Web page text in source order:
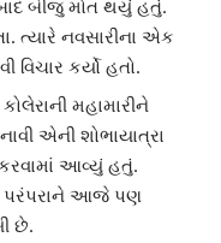
બીજુ મોત થયું હતું.
ત્યારે નવસારીના એક
વિચાર કર્યો હતો.
કોલેરાની મહામારીને
એની શોભાયાત્રા
કરવામાં આવ્યું હતું.
પરંપરાને આજે પણ
છે.